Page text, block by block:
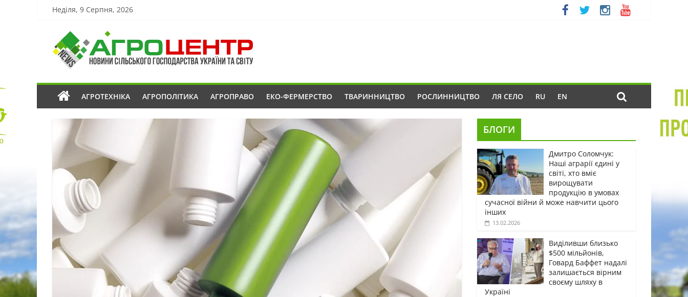
Неділя, 9 Серпня, 2026
АГРОТЕХНІКА АГРОПОЛІТИКА АГРОПРАВО ЕКО-ФЕРМЕРСТВО ТВАРИННИЦТВО РОСЛИННИЦТВО ЛЯ СЕЛО RU EN
БЛОГИ
Дмитро Соломчук:
Наші аграрії єдині у
світі, хто вміє
вирощувати
продукцію в умовах
сучасної війни й може навчити цього
інших
13.02.2026
Виділивши близько
$500 мільйонів,
Говард Баффет надалі
залишається вірним
своєму шляху в
Україні